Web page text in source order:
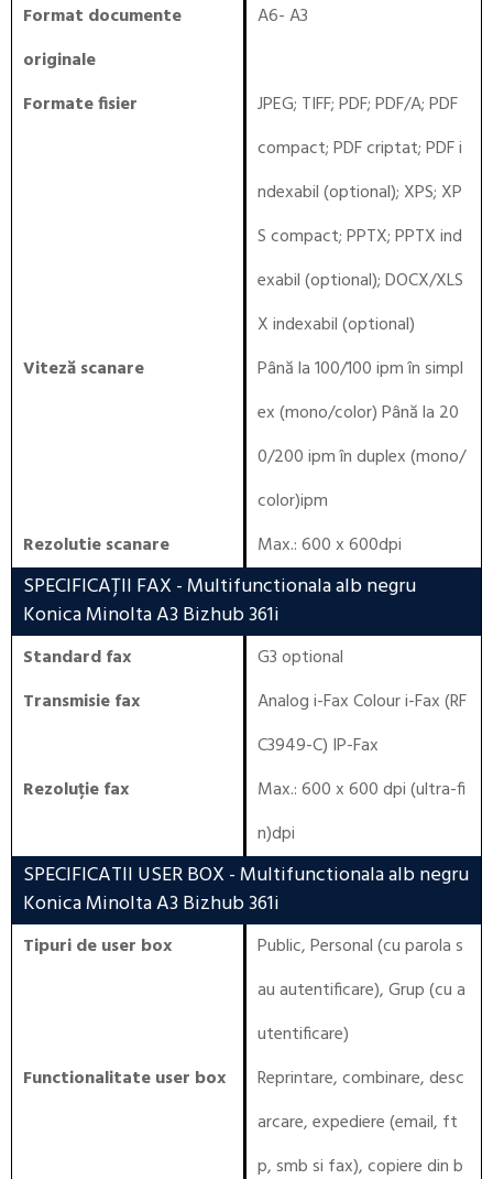
Format documente
originale
A6- A3
Formate fisier
JPEG; TIFF; PDF; PDF/A; PDF
compact; PDF criptat; PDF i
ndexabil (optional); XPS; XP
S compact; PPTX; PPTX ind
exabil (optional); DOCX/XLS
X indexabil (optional)
Viteză scanare
Până la 100/100 ipm în simpl
ex (mono/color) Până la 20
0/200 ipm în duplex (mono/
color)ipm
Rezolutie scanare
Max.: 600 x 600dpi
SPECIFICAȚII FAX - Multifunctionala alb negru
Konica Minolta A3 Bizhub 361i
Standard fax
G3 optional
Transmisie fax
Analog i-Fax Colour i-Fax (RF
C3949-C) IP-Fax
Rezoluție fax
Max.: 600 x 600 dpi (ultra-fi
n)dpi
SPECIFICATII USER BOX - Multifunctionala alb negru
Konica Minolta A3 Bizhub 361i
Tipuri de user box
Public, Personal (cu parola s
au autentificare), Grup (cu a
utentificare)
Functionalitate user box
Reprintare, combinare, desc
arcare, expediere (email, ft
p, smb si fax), copiere din b